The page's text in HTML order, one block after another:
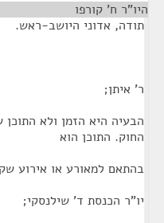
היו"ר ח' קורפו
תודה, אדוני היושב-ראש.
ר' איתן;
הבעיה היא הזמן ולא
החוק. התוכן הוא
בהתאם למאורע או אירוע
יו"ר הכנסת ד' שילנסקי;